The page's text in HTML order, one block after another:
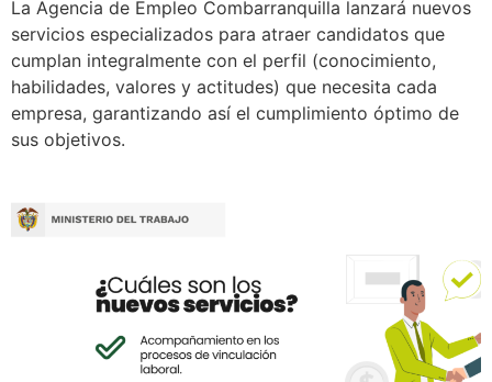
La Agencia de Empleo Combarranquilla lanzará nuevos
servicios especializados para atraer candidatos que
cumplan integralmente con el perfil (conocimiento,
habilidades, valores y actitudes) que necesita cada
empresa, garantizando así el cumplimiento óptimo de
sus objetivos.